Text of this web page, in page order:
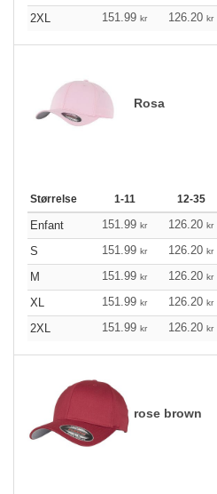
2XL 151.99 kr 126.20 kr
Rosa
Størrelse 1-11 12-35
Enfant 151.99 kr 126.20 kr
S
151.99 kr 126.20 kr
M
151.99 kr 126.20 kr
XL
151.99 kr 126.20 kr
2XL
151.99 kr 126.20 kr
rose brown